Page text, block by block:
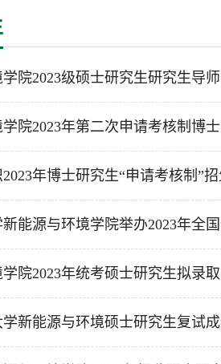
院2023级硕士研究生研究生导
院2023年第二次申请考核制博
年博士研究生“申请考核制”
能源与环境学院举办2023年全
院2023年统考硕士研究生拟录
学新能源与环境硕士研究生复试